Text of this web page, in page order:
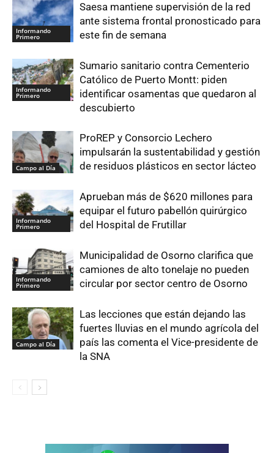
Informando
Primero
Saesa mantiene supervisión de la red
ante sistema frontal pronosticado para
este fin de semana
Informando
Primero
Sumario sanitario contra Cementerio
Católico de Puerto Montt: piden
identificar osamentas que quedaron al
descubierto
Campo al Día
ProREP y Consorcio Lechero
impulsarán la sustentabilidad y gestión
de residuos plásticos en sector lácteo
Informando
Primero
Aprueban más de $620 millones para
equipar el futuro pabellón quirúrgico
del Hospital de Frutillar
Informando
Primero
Municipalidad de Osorno clarifica que
camiones de alto tonelaje no pueden
circular por sector centro de Osorno
Campo al Día
Las lecciones que están dejando las
fuertes lluvias en el mundo agrícola del
país las comenta el Vice-presidente de
la SNA